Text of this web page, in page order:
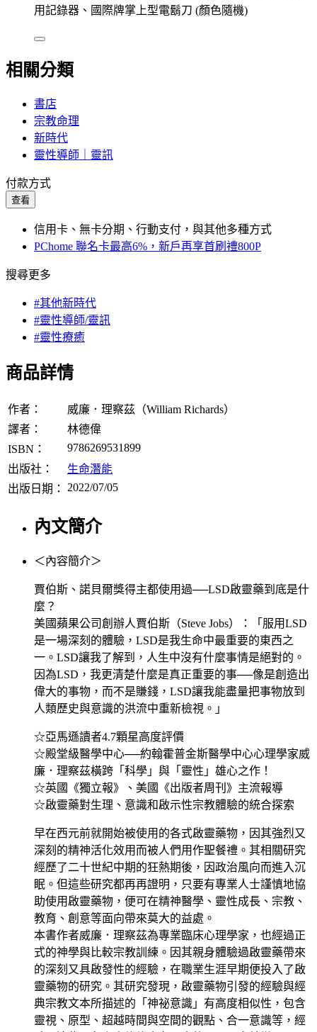
用記錄器、國際牌掌上型電鬍刀 (顏色隨機)
相關分類
書店
宗教命理
新時代
靈性導師｜靈訊
付款方式
查看
信用卡、無卡分期、行動支付，與其他多種方式
PChome 聯名卡最高6%，新戶再享首刷禮800P
搜尋更多
#其他新時代
#靈性導師/靈訊
#靈性療癒
商品詳情
作者：
威廉．理察茲（William Richards）
譯者：
林德偉
ISBN：
9786269531899
出版社：
生命潛能
出版日期：
2022/07/05
內文簡介
＜內容簡介＞
賈伯斯、諾貝爾獎得主都使用過──LSD啟靈藥到底是什
麼？
美國蘋果公司創辦人賈伯斯（Steve Jobs）：「服用LSD
是一場深刻的體驗，LSD是我生命中最重要的東西之
一。LSD讓我了解到，人生中沒有什麼事情是絕對的。
因為LSD，我更清楚什麼是真正重要的事──像是創造出
偉大的事物，而不是賺錢，LSD讓我能盡量把事物放到
人類歷史與意識的洪流中重新檢視。」
☆亞馬遜讀者4.7顆星高度評價
☆殿堂級醫學中心──約翰霍普金斯醫學中心心理學家威
廉．理察茲橫跨「科學」與「靈性」雄心之作！
☆英國《獨立報》、美國《出版者周刊》主流報導
☆啟靈藥對生理、意識和啟示性宗教體驗的統合探索
早在西元前就開始被使用的各式啟靈藥物，因其強烈又
深刻的精神活化效用而被人們用作聖餐禮。其相關研究
經歷了二十世紀中期的狂熱期後，因政治風向而進入沉
眠。但這些研究都再再證明，只要有專業人士謹慎地協
助使用啟靈藥物，便可在精神醫學、靈性成長、宗教、
教育、創意等面向帶來莫大的益處。
本書作者威廉．理察茲為專業臨床心理學家，也經過正
式的神學與比較宗教訓練。因其親身體驗過啟靈藥帶來
的深刻又具啟發性的經驗，在職業生涯早期便投入了啟
靈藥物的研究。其研究發現，啟靈藥物引發的經驗與經
典宗教文本所描述的「神祕意識」有高度相似性，包含
靈視、原型、超越時間與空間的觀點、合一意識等，經